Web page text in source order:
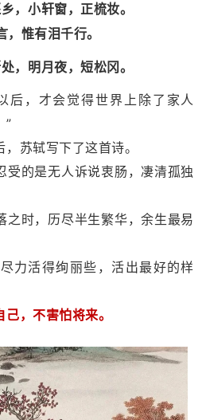
，小轩窗，正梳妆。
，惟有泪千行。
，明月夜，短松冈。
后，才会觉得世界上除了家人
”
苏轼写下了这首诗。
受的是无人诉说衷肠，凄清孤独
之时，历尽半生繁华，余生最易
力活得绚丽些，活出最好的样
，不害怕将来。